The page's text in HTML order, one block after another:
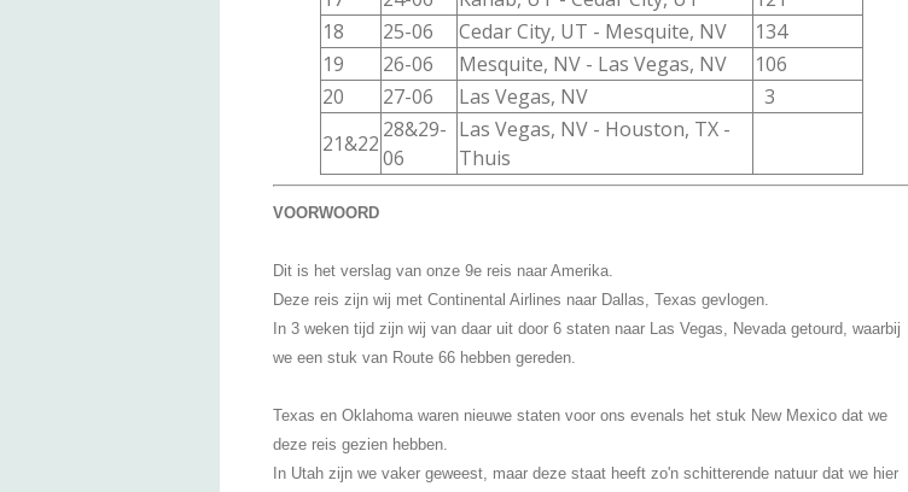
18
25-06 Cedar City, UT - Mesquite, NV
134
19
26-06 Mesquite, NV - Las Vegas, NV
106
20
27-06 Las Vegas, NV
3
21&22
28&29-
06
Las Vegas, NV - Houston, TX -
Thuis
VOORWOORD
Dit is het verslag van onze 9e reis naar Amerika.
Deze reis zijn wij met Continental Airlines naar Dallas, Texas gevlogen.
In 3 weken tijd zijn wij van daar uit door 6 staten naar Las Vegas, Nevada getourd, waarbij
we een stuk van Route 66 hebben gereden.
Texas en Oklahoma waren nieuwe staten voor ons evenals het stuk New Mexico dat we
deze reis gezien hebben.
In Utah zijn we vaker geweest, maar deze staat heeft zo'n schitterende natuur dat we hier